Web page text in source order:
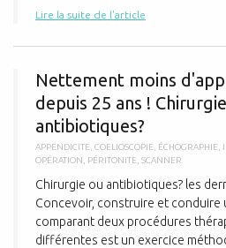
Lire la suite de l'article
Nettement moins
depuis 25 ans !
antibiotiques?
APPENDICITE COELIOSCOPIE ÉCHOGRAPHIE
OPÉRATION
PÉRITONITE SCANNER
Chirurgie ou antibiotiques? les
Concevoir, construire et conduire
comparant deux procédures
différentes est un exercice